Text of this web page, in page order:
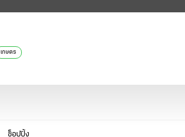
เกษตร
ช็อปปิ้ง